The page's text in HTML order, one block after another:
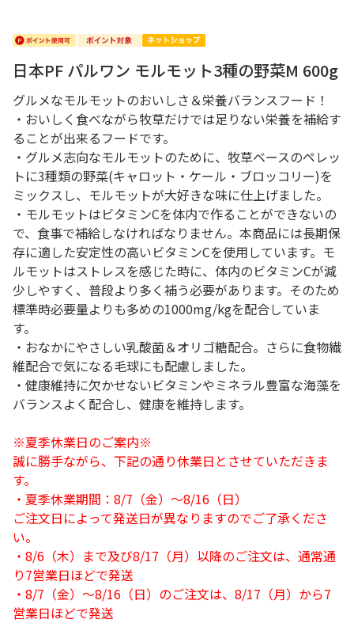
日本PF パルワン モルモット3種の野菜M 600g
グルメなモルモットのおいしさ＆栄養バランスフード！
・おいしく食べながら牧草だけでは足りない栄養を補給す
ることが出来るフードです。
・グルメ志向なモルモットのために、牧草ベースのペレッ
トに3種類の野菜(キャロット・ケール・ブロッコリー)を
ミックスし、モルモットが大好きな味に仕上げました。
・モルモットはビタミンCを体内で作ることができないの
で、食事で補給しなければなりません。本商品には長期保
存に適した安定性の高いビタミンCを使用しています。モ
ルモットはストレスを感じた時に、体内のビタミンCが減
少しやすく、普段より多く補う必要があります。そのため
標準時必要量よりも多めの1000mg/kgを配合していま
す。
・おなかにやさしい乳酸菌＆オリゴ糖配合。さらに食物繊
維配合で気になる毛球にも配慮しました。
・健康維持に欠かせないビタミンやミネラル豊富な海藻を
バランスよく配合し、健康を維持します。
※夏季休業日のご案内※
誠に勝手ながら、下記の通り休業日とさせていただきま
す。
・夏季休業期間：8/7（金）～8/16（日）
ご注文日によって発送日が異なりますのでご了承くださ
い。
・8/6（木）まで及び8/17（月）以降のご注文は、通常通
り7営業日ほどで発送
・8/7（金）～8/16（日）のご注文は、8/17（月）から7
営業日ほどで発送